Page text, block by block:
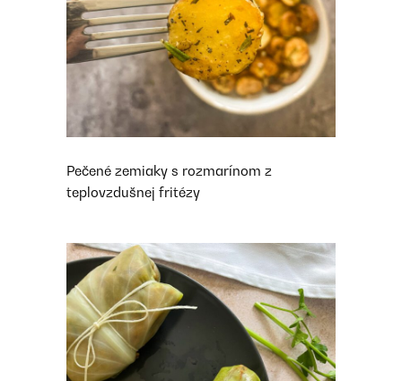
Pečené zemiaky s rozmarínom z
teplovzdušnej fritézy